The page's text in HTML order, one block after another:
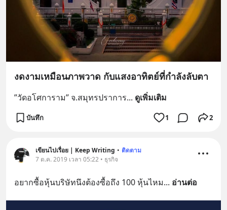
งดงามเหมือนภาพวาด กับแสงอาทิตย์ที่กำลังลับตา
”วัดอโศการาม” จ.สมุทรปราการ... ดูเพิ่มเติม
บันทึก 1 2
เขียนไปเรื่อย | Keep Writing • ติดตาม
7 ต.ค. 2019 เวลา 05:22 • ธุรกิจ
อยากซื้อหุ้นบริษัทนึงต้องซื้อถึง 100 หุ้นไหม... อ่านต่อ